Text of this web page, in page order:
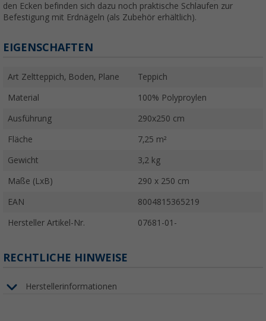
den Ecken befinden sich dazu noch praktische Schlaufen zur
Befestigung mit Erdnägeln (als Zubehör erhältlich).
EIGENSCHAFTEN
Art Zeltteppich, Boden, Plane Teppich
Material 100% Polyproylen
Ausführung 290x250 cm
Fläche 7,25 m²
Gewicht 3,2 kg
Maße (LxB) 290 x 250 cm
EAN 8004815365219
Hersteller Artikel-Nr. 07681-01-
RECHTLICHE HINWEISE
Herstellerinformationen